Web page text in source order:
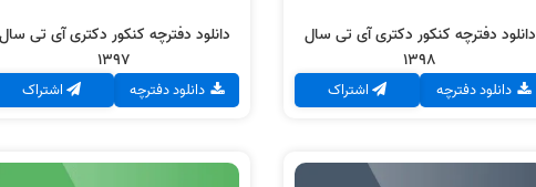
دانلود دفترچه کنکور دکتری آی تی سال
1398
دانلود دفترچه اشتراک
دانلود دفترچه کنکور دکتری آی تی سال
1397
دانلود دفترچه اشتراک